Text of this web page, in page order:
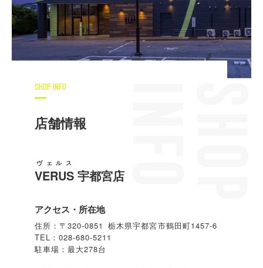
SHOP INFO
店舗情報
VERUS
ヴェルス
宇都宮店
アクセス・所在地
住所：〒320-0851 栃木県宇都宮市鶴田町1457-6
TEL：028-680-5211
駐車場：最大278台